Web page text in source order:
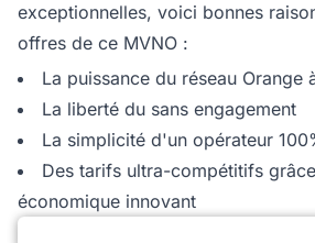
exceptionnelles, voici bonnes
offres de ce MVNO :
La puissance du réseau Orange
La liberté du sans engagement
La simplicité d'un opérateur
Des tarifs ultra-compétitifs
économique innovant